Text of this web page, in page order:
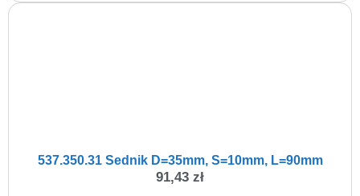
537.350.31 Sednik D=35mm, S=10mm, L=90mm
91,43 zł